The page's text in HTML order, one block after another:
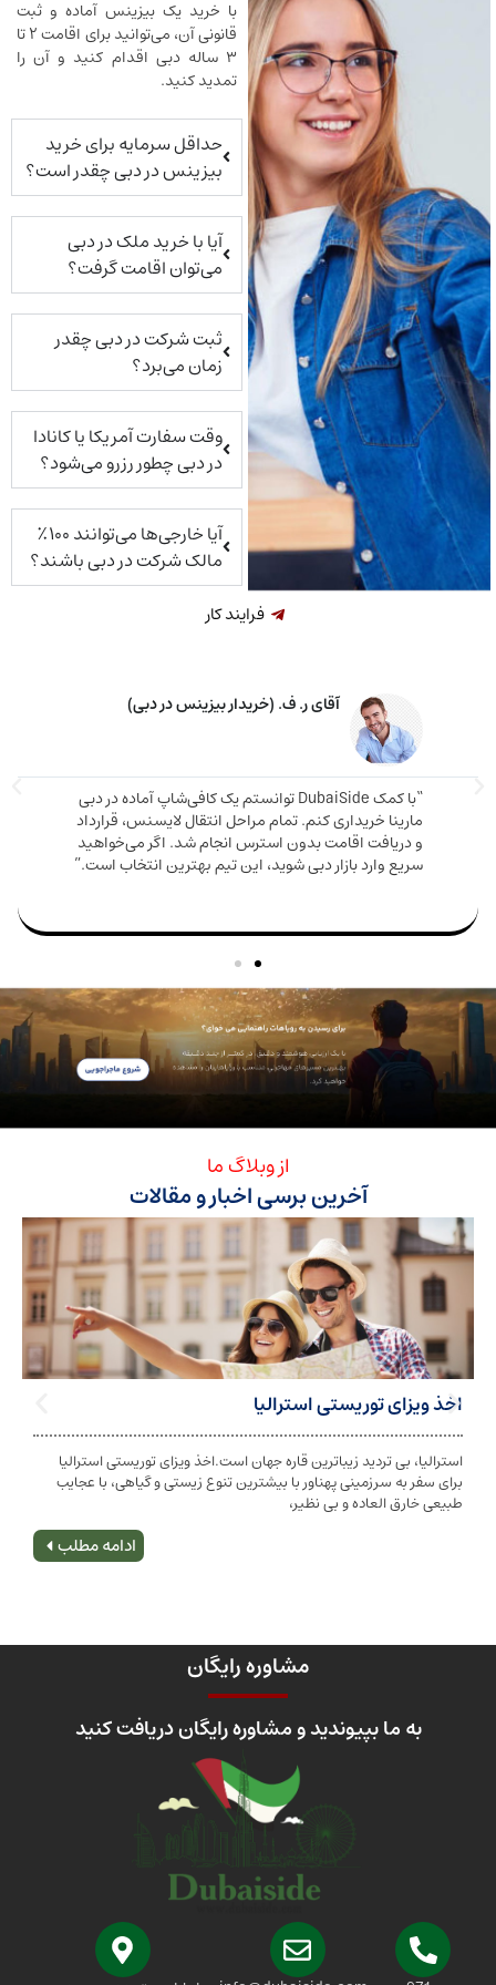
با خرید یک بیزینس آماده و ثبت
قانونی آن، می‌توانید برای اقامت ۲ تا
۳ ساله دبی اقدام کنید و آن را
تمدید کنید.
حداقل سرمایه برای خرید
بیزینس در دبی چقدر است؟
آیا با خرید ملک در دبی
می‌توان اقامت گرفت؟
ثبت شرکت در دبی چقدر
زمان می‌برد؟
وقت سفارت آمریکا یا کانادا
در دبی چطور رزرو می‌شود؟
آیا خارجی‌ها می‌توانند ۱۰۰٪
مالک شرکت در دبی باشند؟
خانم م. ق. (خریدار ملک در دبی)
دقیق و صادقانه‌ای دریافت کردم. ملکی که
هم ارزش بالایی داشت هم باعث شد اقامت
بگیرم. تیم DubaiSide از شروع خرید تا گرفتن ویزا کنار
آخرین برسی اخبار و مقالات
توریستی استرالیا
تردید زیباترین قاره جهان است.اخذ ویزای توریستی استرالیا
سرزمینی پهناور با بیشترین تنوع زیستی و گیاهی، با عجایب
العاده و بی نظیر،
تابعیت و اخذ
شخص به دولت
مشاوره رایگان
بپیوندید و مشاوره رایگان دریافت کنید